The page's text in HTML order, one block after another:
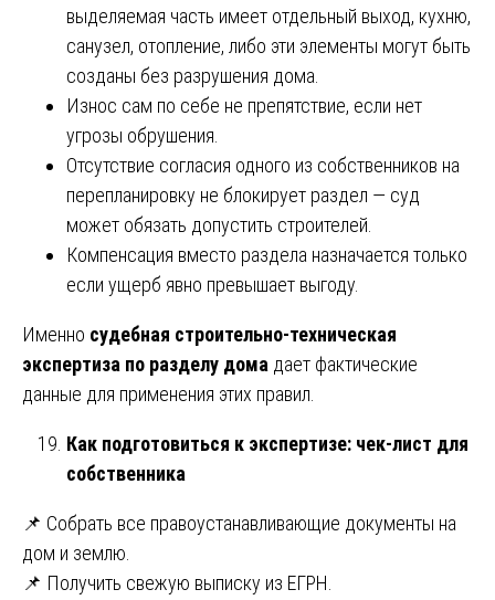
выделяемая часть имеет отдельный выход, кухню,
санузел, отопление, либо эти элементы могут быть
созданы без разрушения дома.
Износ сам по себе не препятствие, если нет
угрозы обрушения.
Отсутствие согласия одного из собственников на
перепланировку не блокирует раздел — суд
может обязать допустить строителей.
Компенсация вместо раздела назначается только
если ущерб явно превышает выгоду.
Именно судебная строительно-техническая
экспертиза по разделу дома дает фактические
данные для применения этих правил.
Как подготовиться к экспертизе: чек-лист для
собственника
📌 Собрать все правоустанавливающие документы на
дом и землю.
📌 Получить свежую выписку из ЕГРН.